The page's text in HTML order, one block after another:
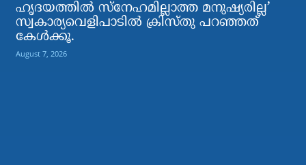
ഹൃദയത്തില്‍ സ്‌നേഹമില്ലാത്ത മനുഷ്യരില്ല’
സ്വകാര്യവെളിപാടില്‍ ക്രിസ്തു പറഞ്ഞത്
കേള്‍ക്കൂ.
August 7, 2026